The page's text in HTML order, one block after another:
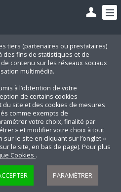
tiers (partenaires ou prestataires)
des fins de statistiques et de
contenu sur les réseaux sociaux
multimédia.
à l’obtention de votre
de certains cookies
site et des cookies de mesures
comme exempts de
votre choix, finalité par
» et modifier votre choix à tout
le site en cliquant sur l’onglet «
le site, en bas de page). Pour plus
Cookies .
PARAMÉTRER